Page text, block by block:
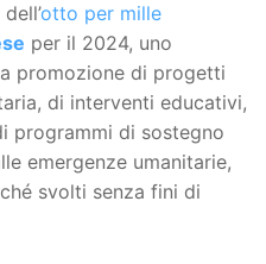
otto per mille
per il 2024, uno
promozione di progetti
di interventi educativi,
programmi di sostegno
emergenze umanitarie,
svolti senza fini di